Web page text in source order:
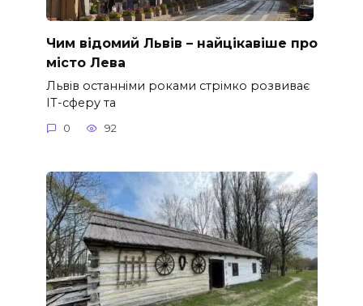
Чим відомий Львів – найцікавіше про
місто Лева
Львів останніми роками стрімко розвиває
ІТ-сферу та
0 92